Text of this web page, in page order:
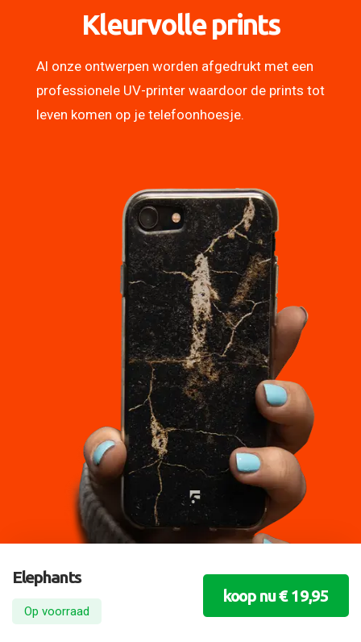
Kleurvolle prints
Al onze ontwerpen worden afgedrukt met een
professionele UV-printer waardoor de prints tot
leven komen op je telefoonhoesje.
Elephants
Op voorraad
koop nu € 19,95